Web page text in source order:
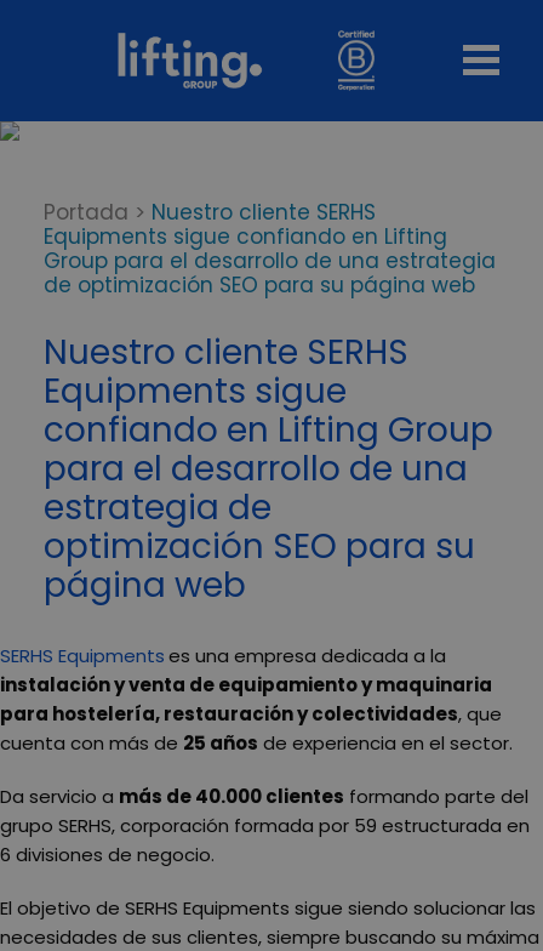
Portada > Nuestro cliente SERHS
Equipments sigue confiando en Lifting
Group para el desarrollo de una estrategia
de optimización SEO para su página web
Nuestro cliente SERHS
Equipments sigue
confiando en Lifting Group
para el desarrollo de una
estrategia de
optimización SEO para su
página web
SERHS Equipmentses una empresa dedicada a la
instalación y venta de equipamiento y maquinaria
para hostelería, restauración y colectividades, que
cuenta con más de 25 años de experiencia en el sector.
Da servicio a más de 40.000 clientes formando parte del
grupo SERHS, corporación formada por 59 estructurada en
6 divisiones de negocio.
El objetivo de SERHS Equipments sigue siendo solucionar las
necesidades de sus clientes, siempre buscando su máxima